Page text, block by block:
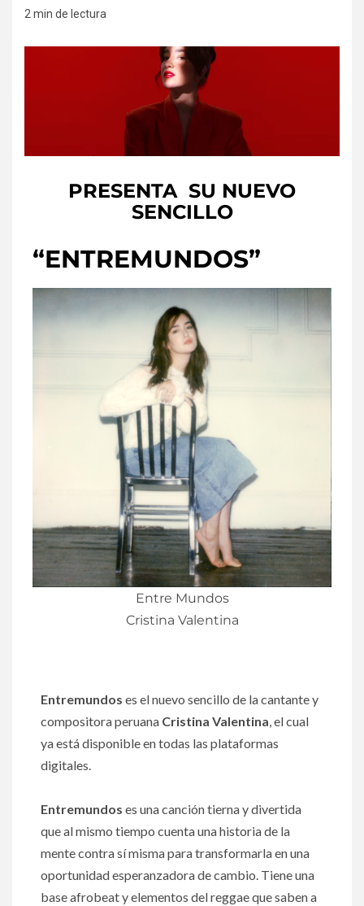
2 min de lectura
PRESENTA SU NUEVO
SENCILLO
“ENTREMUNDOS”
Entre Mundos
Cristina Valentina
Entremundos es el nuevo sencillo de la cantante y
compositora peruana Cristina Valentina, el cual
ya está disponible en todas las plataformas
digitales.
Entremundos es una canción tierna y divertida
que al mismo tiempo cuenta una historia de la
mente contra sí misma para transformarla en una
oportunidad esperanzadora de cambio. Tiene una
base afrobeat y elementos del reggae que saben a